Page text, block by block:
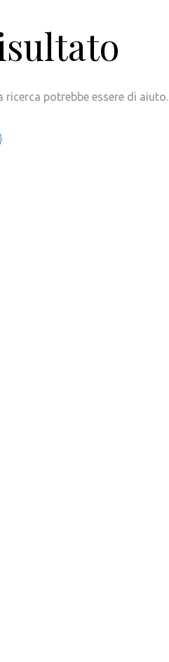
ricerca potrebbe essere di aiuto.